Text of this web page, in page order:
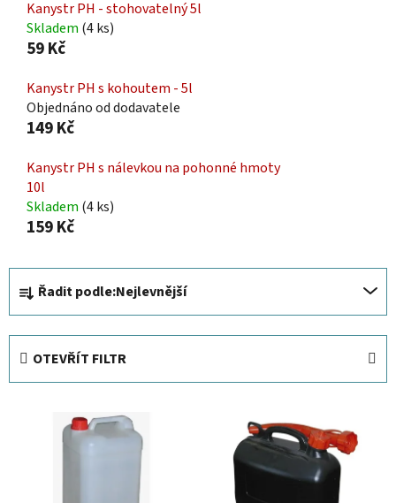
Kanystr PH - stohovatelný 5l
Skladem (4 ks)
59 Kč
Kanystr PH s kohoutem - 5l
Objednáno od dodavatele
149 Kč
Kanystr PH s nálevkou na pohonné hmoty
10l
Skladem (4 ks)
159 Kč
Ř
a
z
Řadit podle:Nejlevnější
OTEVŘÍT FILTR